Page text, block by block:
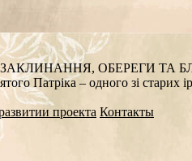
ЗАКЛИНАННЯ, ОБЕРЕГИ
Патріка – одного зі старих
проекта Контакты